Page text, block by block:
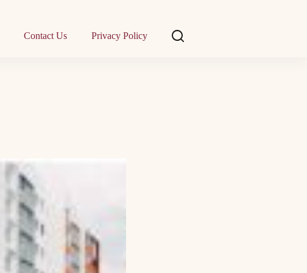
Contact Us Privacy Policy